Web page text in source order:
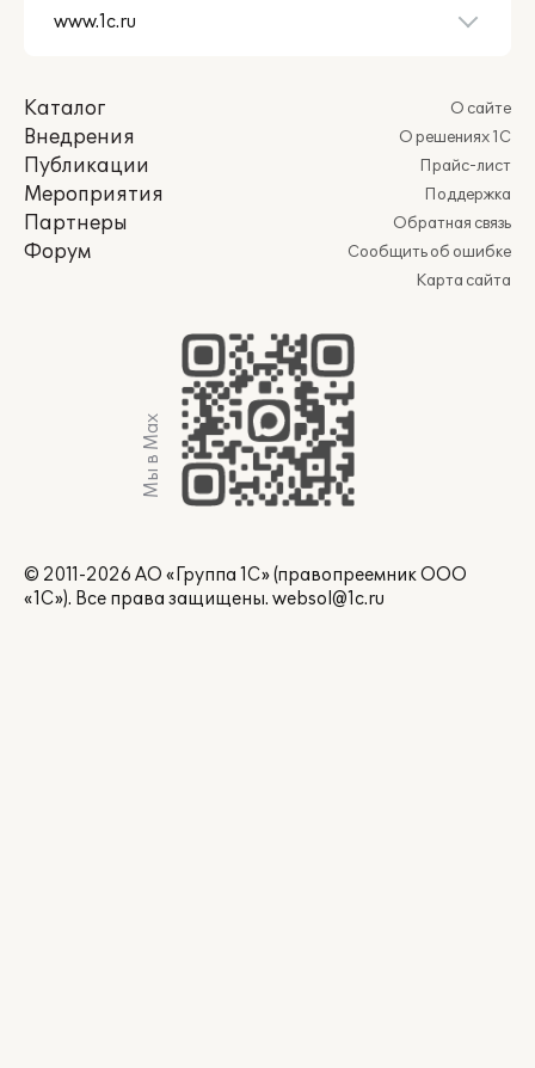
Каталог
Внедрения
Публикации
Мероприятия
Партнеры
Форум
О сайте
О решениях 1С
Прайс-лист
Поддержка
Обратная связь
Сообщить об ошибке
Карта сайта
Мы в Max
© 2011-2026 АО «Группа 1С» (правопреемник ООО
«1С»). Все права защищены. websol@1c.ru